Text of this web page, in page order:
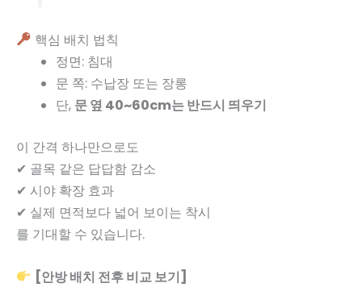
핵심 배치 법칙
정면: 침대
문 쪽: 수납장 또는 장롱
단, 문 옆 40~60cm는 반드시 띄우기
이 간격 하나만으로도
✔ 골목 같은 답답함 감소
✔ 시야 확장 효과
✔ 실제 면적보다 넓어 보이는 착시
를 기대할 수 있습니다.
[안방 배치 전후 비교 보기]